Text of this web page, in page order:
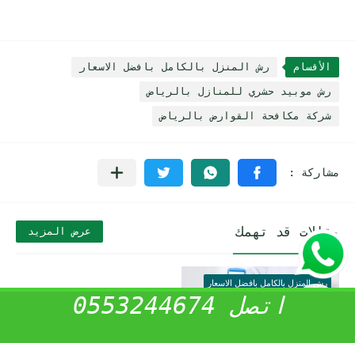
الأقسام رش المنزل بالكامل بافضل الاسعار
رش موبيد حشري للمنازل بالرياض
شركة مكافحة القوارض بالرياض
مقالات قد تهمك عرض المزيد
رش المنزل بالكامل بافضل الاسعار
اتصل 0553244674